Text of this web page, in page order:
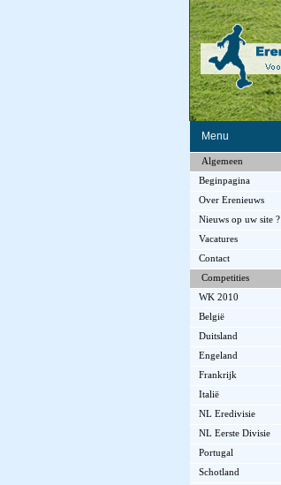
Menu
Algemeen
Beginpagina
Over Erenieuws
Nieuws op uw site ?
Vacatures
Contact
Competities
WK 2010
België
Duitsland
Engeland
Frankrijk
Italië
NL Eredivisie
NL Eerste Divisie
Portugal
Schotland